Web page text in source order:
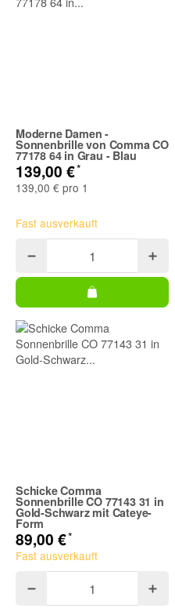
Moderne Damen -
Sonnenbrille von Comma CO
77178 64 in Grau - Blau
139,00 €*
139,00 € pro 1
Fast ausverkauft
Schicke Comma
Sonnenbrille CO 77143 31 in
Gold-Schwarz mit Cateye-
Form
89,00 €*
Fast ausverkauft